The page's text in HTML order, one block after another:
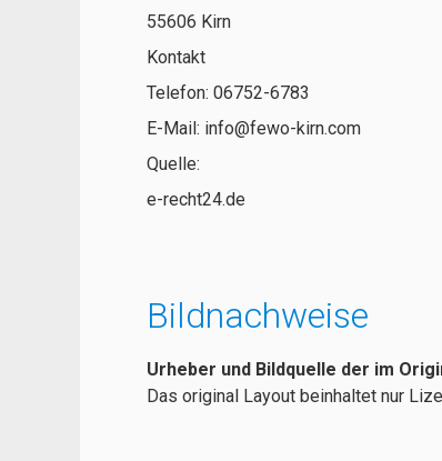
55606 Kirn
Kontakt
Telefon: 06752-6783
E-Mail: info@fewo-kirn.com
Quelle:
e-recht24.de
Bildnachweise
Urheber und Bildquelle der im
Das original Layout beinhaltet nur